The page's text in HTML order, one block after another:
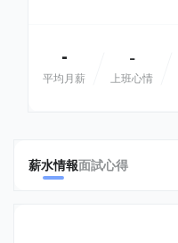
-
平均月薪
-
上班心情
薪水情報面試心得